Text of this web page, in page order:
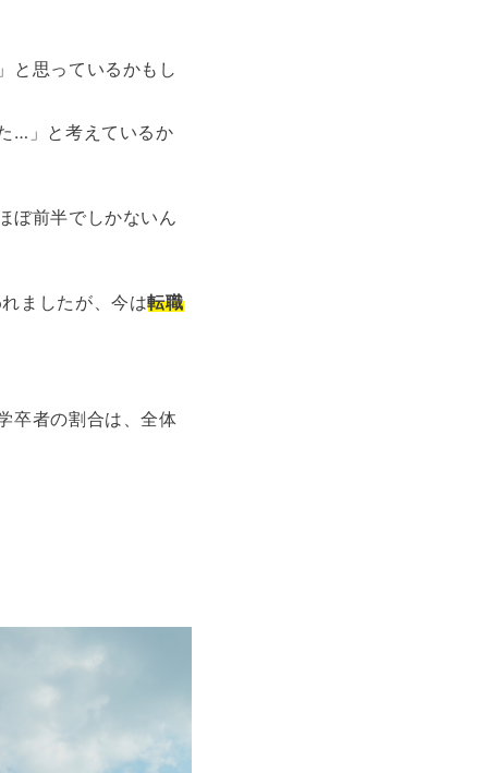
と思っているかもし
…」と考えているか
ぼ前半でしかないん
ましたが、今は転職
卒者の割合は、全体